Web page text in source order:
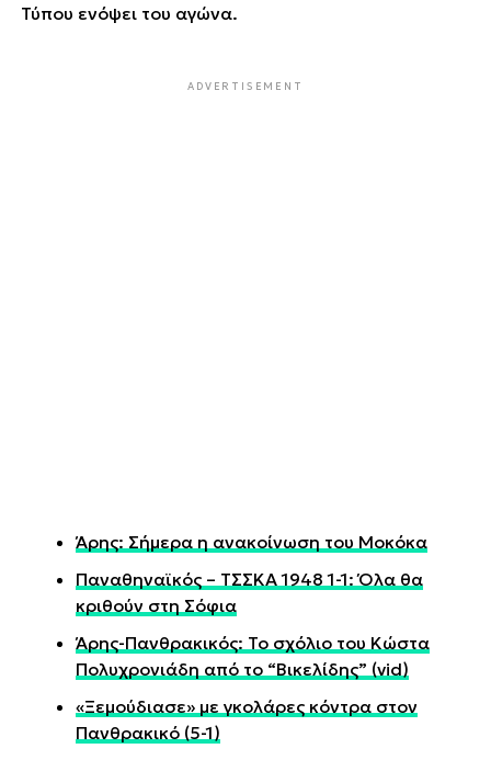
Τύπου ενόψει του αγώνα.
ADVERTISEMENT
Άρης: Σήμερα η ανακοίνωση του Μοκόκα
Παναθηναϊκός – ΤΣΣΚΑ 1948 1-1: Όλα θα
κριθούν στη Σόφια
Άρης-Πανθρακικός: Το σχόλιο του Κώστα
Πολυχρονιάδη από το “Βικελίδης” (vid)
«Ξεμούδιασε» με γκολάρες κόντρα στον
Πανθρακικό (5-1)